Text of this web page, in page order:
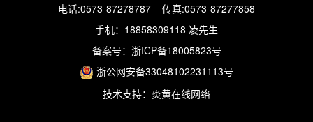
电话:0573-87278787 传真:0573-87277858
手机：18858309118 凌先生
备案号： 浙ICP备18005823号
浙公网安备33048102231113号
技术支持： 炎黄在线网络